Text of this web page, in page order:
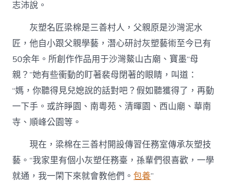
志沛說。
灰塑名匠梁棉是三善村人，父親原是沙灣泥水
匠，他自小跟父親學藝，潛心研討灰塑藝術至今已有
50余年。所創作作品用于沙灣鰲山古廟、寶墨“母
親？”她有些衝動的盯著裴母閉著的眼睛，叫道：
“媽，你聽得見兒媳說的話對吧？假如聽獲得了，再動
一下手。或許睜園、南粵苑、清暉園、西山廟、華南
寺、順峰公園等。
現在，梁棉在三善村開設傳習任務室傳承灰塑技
藝。“我家里有個小灰塑任務臺，孫輩們很喜歡，一學
就通，我一閑下來就會教他們。包養”